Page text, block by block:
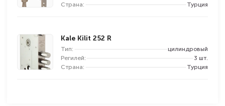
Страна:
Турция
Kale Kilit 252 R
Тип:
цилиндровый
Регилей:
3 шт.
Страна:
Турция